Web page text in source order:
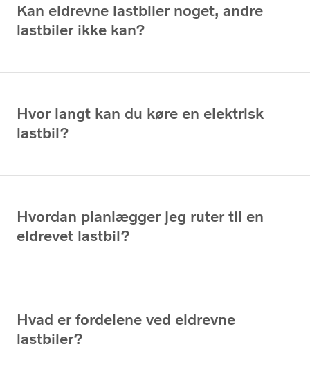
Kan eldrevne lastbiler noget, andre
lastbiler ikke kan?
Hvor langt kan du køre en elektrisk
lastbil?
Hvordan planlægger jeg ruter til en
eldrevet lastbil?
Hvad er fordelene ved eldrevne
lastbiler?